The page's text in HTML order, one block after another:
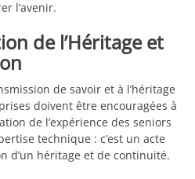
l’avenir.
de l’Héritage et
de savoir et à l’héritage
doivent être encouragées à
de l’expérience des seniors
technique : c’est un acte
d’un héritage et de continuité.